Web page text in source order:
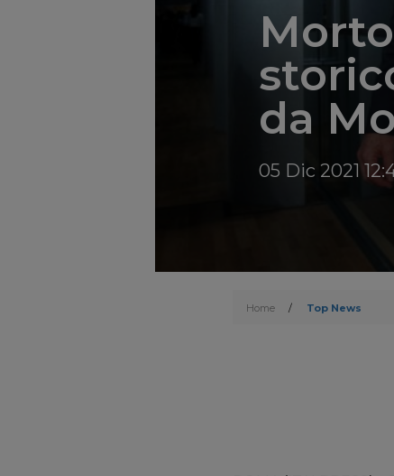
da
05 Dic 2021
Home / Top News